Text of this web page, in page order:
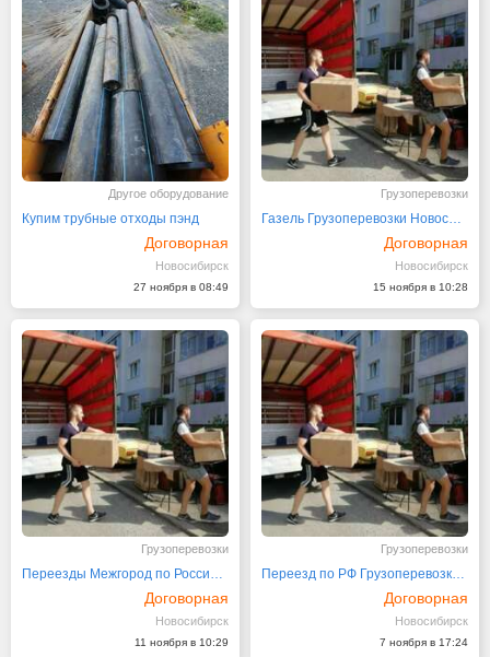
Другое оборудование
Купим трубные отходы пэнд
Договорная
Новосибирск
27 ноября в 08:49
Грузоперевозки
Газeль Грузoпеpевозки Hoвocибиpcк Переезды по РФ
Договорная
Новосибирск
15 ноября в 10:28
Грузоперевозки
Переезды Межгород по России, Заказ Газели
Договорная
Новосибирск
11 ноября в 10:29
Грузоперевозки
Переезд по РФ Грузоперевозки Межгород Заказ Газели
Договорная
Новосибирск
7 ноября в 17:24